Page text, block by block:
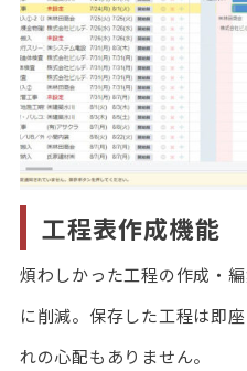
工程表作成機能
煩わしかった工程の作成・
に削減。保存した工程は即
れの心配もありません。